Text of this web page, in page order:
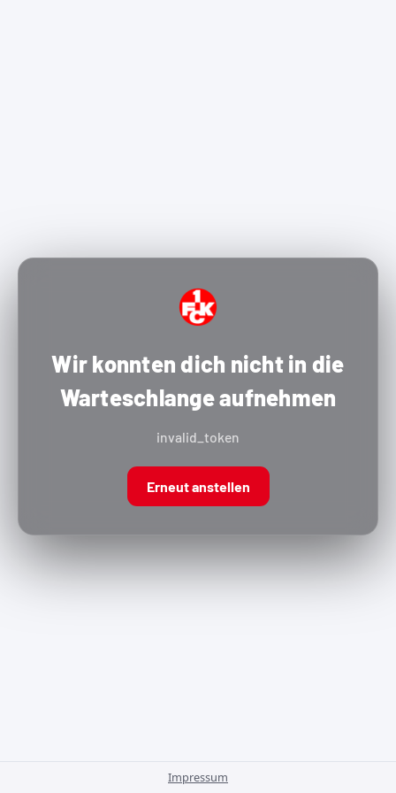
Wir konnten dich nicht in die
Warteschlange aufnehmen
invalid_token
Erneut anstellen
Impressum